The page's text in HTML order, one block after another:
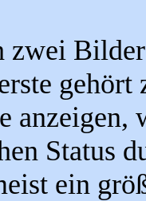
zwei
Status
ein